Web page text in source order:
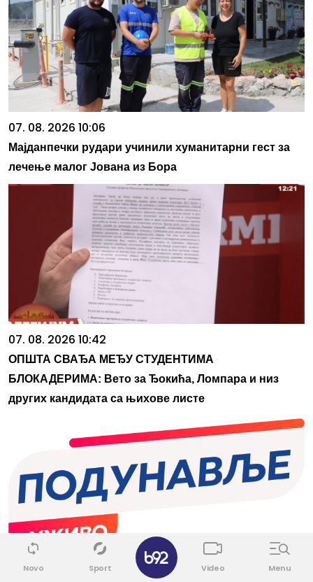
07. 08. 2026 10:06
Мајданпечки рудари учинили хуманитарни гест за
лечење малог Јована из Бора
07. 08. 2026 10:42
ОПШТА СВАЂА МЕЂУ СТУДЕНТИМА
БЛОКАДЕРИМА: Вето за Ђокића, Ломпара и низ
других кандидата са њихове листе
07. 08. 2026 09:51
Novo Sport Video Menu
✕